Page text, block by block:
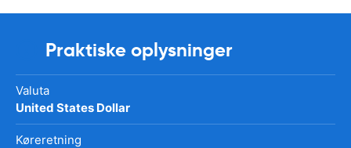
Praktiske oplysninger
Valuta
United States Dollar
Køreretning